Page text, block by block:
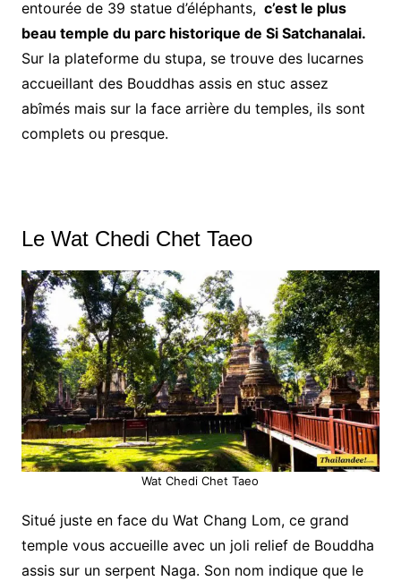
entourée de 39 statue d’éléphants, c’est le plus
beau temple du parc historique de Si Satchanalai.
Sur la plateforme du stupa, se trouve des lucarnes
accueillant des Bouddhas assis en stuc assez
abîmés mais sur la face arrière du temples, ils sont
complets ou presque.
Le Wat Chedi Chet Taeo
Wat Chedi Chet Taeo
Situé juste en face du Wat Chang Lom, ce grand
temple vous accueille avec un joli relief de Bouddha
assis sur un serpent Naga. Son nom indique que le